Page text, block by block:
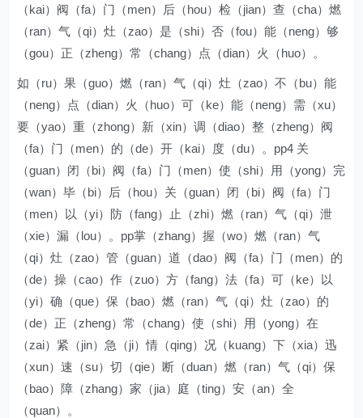
（kai）阀（fa）门（men）后（hou）检（jian）查（cha）燃
（ran）气（qi）灶（zao）是（shi）否（fou）能（neng）够
（gou）正（zheng）常（chang）点（dian）火（huo）。
如（ru）果（guo）燃（ran）气（qi）灶（zao）不（bu）能
（neng）点（dian）火（huo）可（ke）能（neng）需（xu）
要（yao）重（zhong）新（xin）调（diao）整（zheng）阀
（fa）门（men）的（de）开（kai）度（du）。pp4 关
（guan）闭（bi）阀（fa）门（men）使（shi）用（yong）完
（wan）毕（bi）后（hou）关（guan）闭（bi）阀（fa）门
（men）以（yi）防（fang）止（zhi）燃（ran）气（qi）泄
（xie）漏（lou）。pp掌（zhang）握（wo）燃（ran）气
（qi）灶（zao）管（guan）道（dao）阀（fa）门（men）的
（de）操（cao）作（zuo）方（fang）法（fa）可（ke）以
（yi）确（que）保（bao）燃（ran）气（qi）灶（zao）的
（de）正（zheng）常（chang）使（shi）用（yong）在
（zai）紧（jin）急（ji）情（qing）况（kuang）下（xia）迅
（xun）速（su）切（qie）断（duan）燃（ran）气（qi）保
（bao）障（zhang）家（jia）庭（ting）安（an）全
（quan）。